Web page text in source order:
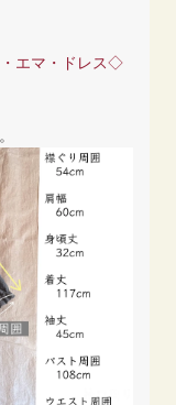
・エマ・ドレス◇